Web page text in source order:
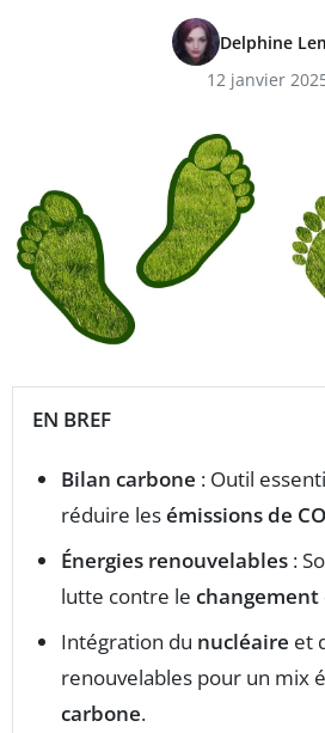
Delphine
12 janvier
EN BREF
Bilan carbone : Outil
réduire lesémissions de
Énergies renouvelables :
lutte contre le
Intégration du nucléaire et
renouvelables pour un mix
carbone.